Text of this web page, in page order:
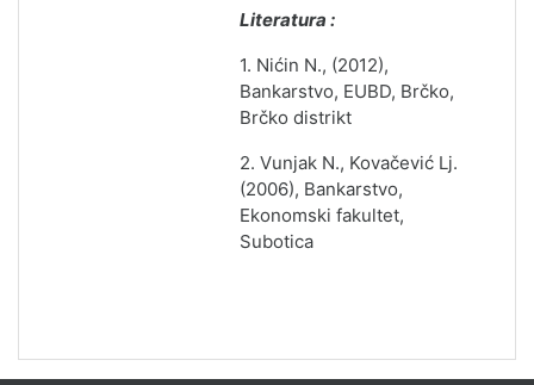
Literatura :
1. Nićin N., (2012),
Bankarstvo, EUBD, Brčko,
Brčko distrikt
2. Vunjak N., Kovačević Lj.
(2006), Bankarstvo,
Ekonomski fakultet,
Subotica